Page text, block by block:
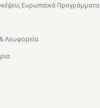
Ευρωπαϊκά Προγράμματα
Λεωφορεία